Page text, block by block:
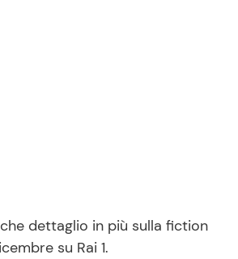
dettaglio in più sulla fiction
su Rai 1.